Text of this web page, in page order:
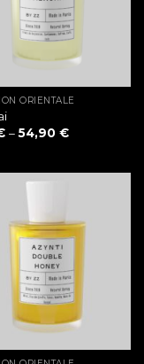
ORIENTALE
–54,90 €